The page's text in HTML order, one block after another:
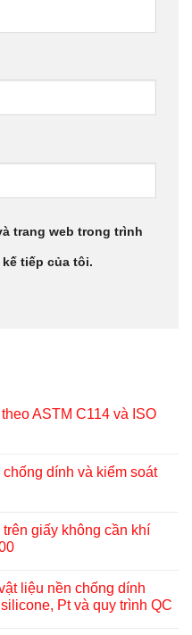
trang web trong trình
tiếp của tôi.
ASTM C114 và ISO
dính và kiểm soát
giấy không cần khí
liệu nền chống dính
Pt và quy trình QC